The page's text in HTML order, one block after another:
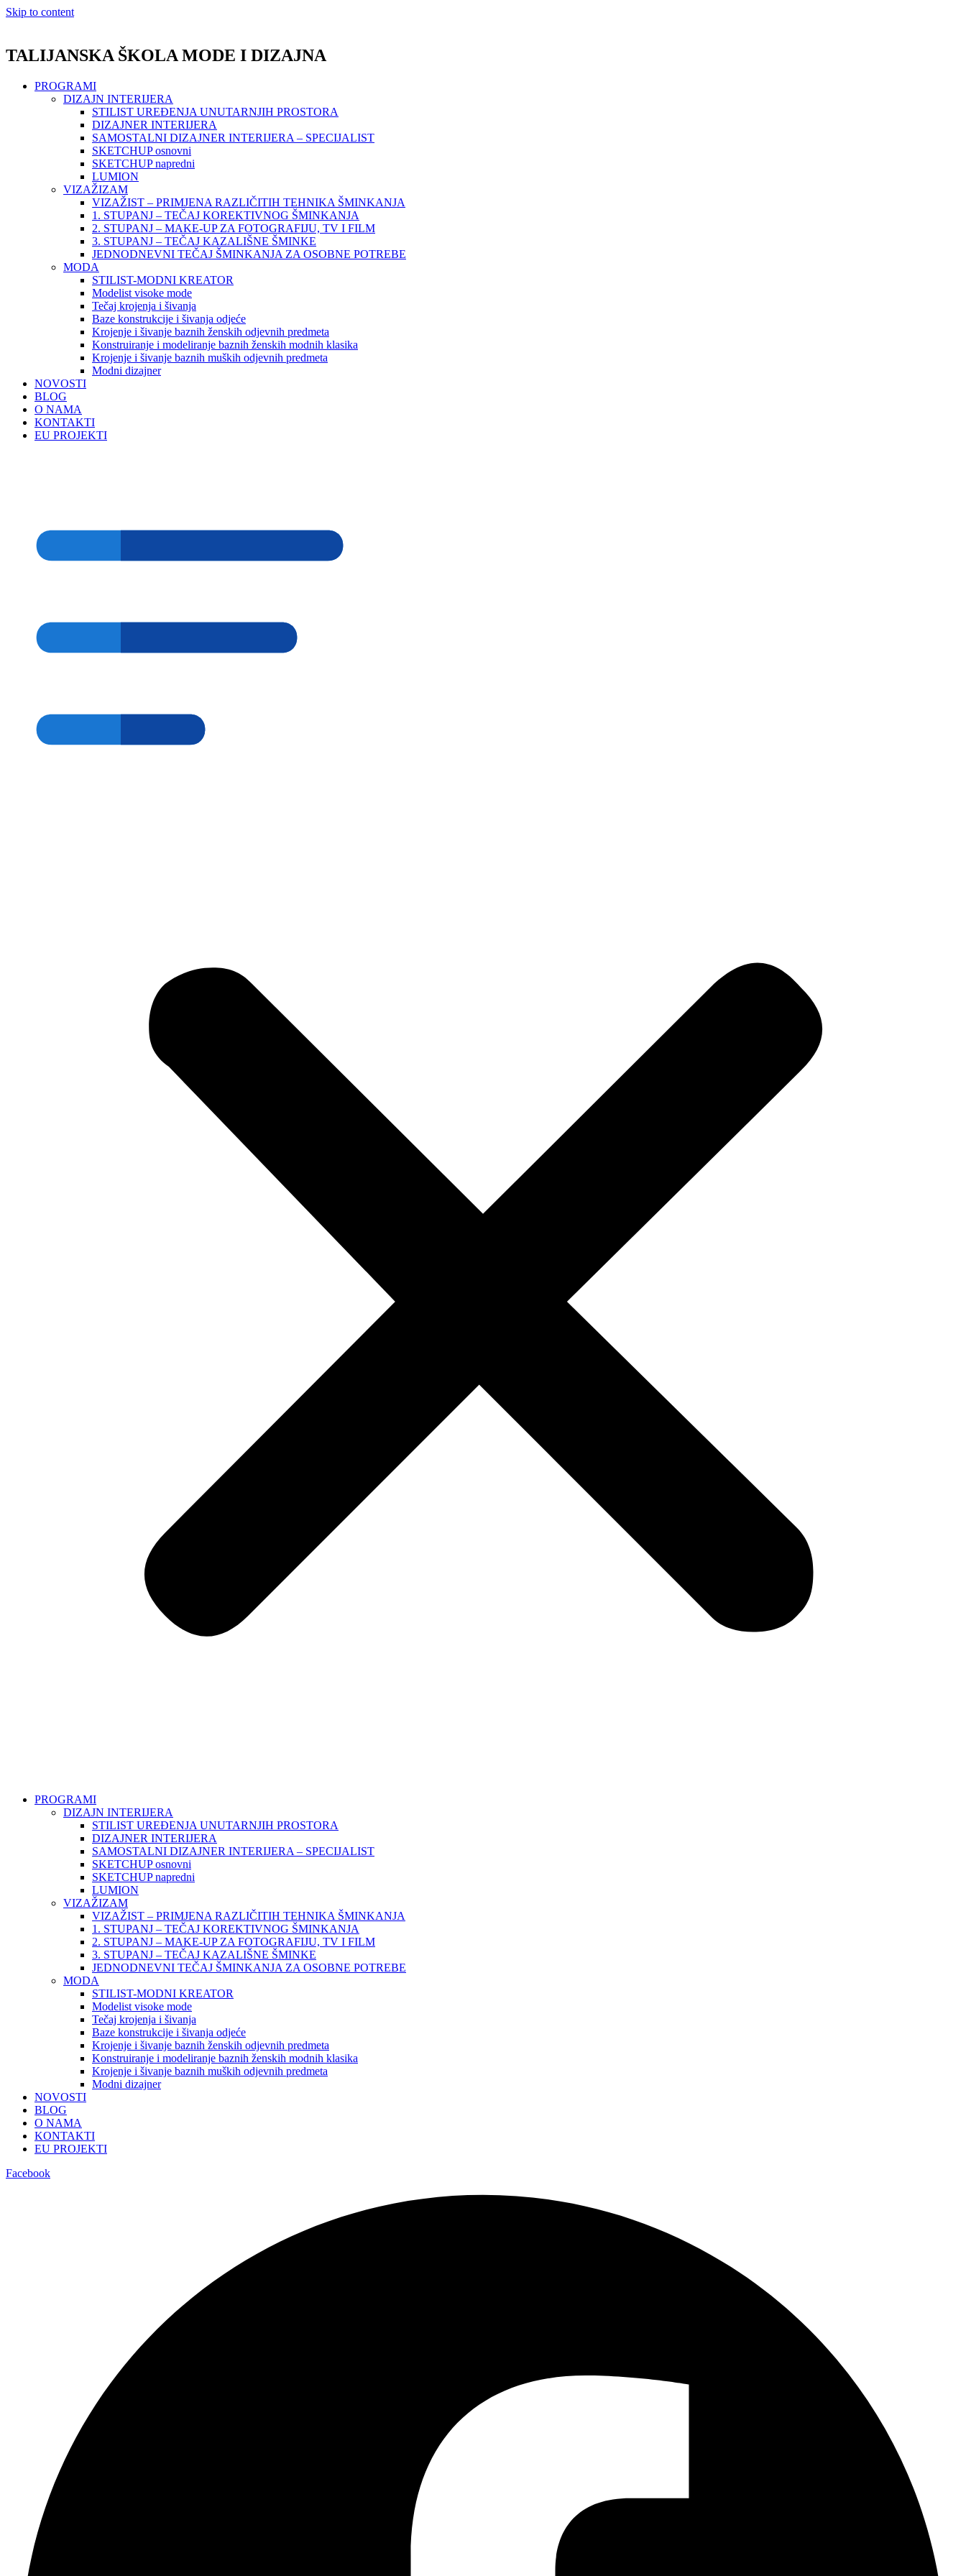
Skip to content
TALIJANSKA ŠKOLA MODE I DIZAJNA
PROGRAMI
DIZAJN INTERIJERA
STILIST UREĐENJA UNUTARNJIH PROSTORA
DIZAJNER INTERIJERA
SAMOSTALNI DIZAJNER INTERIJERA – SPECIJALIST
SKETCHUP osnovni
SKETCHUP napredni
LUMION
VIZAŽIZAM
VIZAŽIST – PRIMJENA RAZLIČITIH TEHNIKA ŠMINKANJA
1. STUPANJ – TEČAJ KOREKTIVNOG ŠMINKANJA
2. STUPANJ – MAKE-UP ZA FOTOGRAFIJU, TV I FILM
3. STUPANJ – TEČAJ KAZALIŠNE ŠMINKE
JEDNODNEVNI TEČAJ ŠMINKANJA ZA OSOBNE POTREBE
MODA
STILIST-MODNI KREATOR
Modelist visoke mode
Tečaj krojenja i šivanja
Baze konstrukcije i šivanja odjeće
Krojenje i šivanje baznih ženskih odjevnih predmeta
Konstruiranje i modeliranje baznih ženskih modnih klasika
Krojenje i šivanje baznih muških odjevnih predmeta
Modni dizajner
NOVOSTI
BLOG
O NAMA
KONTAKTI
EU PROJEKTI
PROGRAMI
DIZAJN INTERIJERA
STILIST UREĐENJA UNUTARNJIH PROSTORA
DIZAJNER INTERIJERA
SAMOSTALNI DIZAJNER INTERIJERA – SPECIJALIST
SKETCHUP osnovni
SKETCHUP napredni
LUMION
VIZAŽIZAM
VIZAŽIST – PRIMJENA RAZLIČITIH TEHNIKA ŠMINKANJA
1. STUPANJ – TEČAJ KOREKTIVNOG ŠMINKANJA
2. STUPANJ – MAKE-UP ZA FOTOGRAFIJU, TV I FILM
3. STUPANJ – TEČAJ KAZALIŠNE ŠMINKE
JEDNODNEVNI TEČAJ ŠMINKANJA ZA OSOBNE POTREBE
MODA
STILIST-MODNI KREATOR
Modelist visoke mode
Tečaj krojenja i šivanja
Baze konstrukcije i šivanja odjeće
Krojenje i šivanje baznih ženskih odjevnih predmeta
Konstruiranje i modeliranje baznih ženskih modnih klasika
Krojenje i šivanje baznih muških odjevnih predmeta
Modni dizajner
NOVOSTI
BLOG
O NAMA
KONTAKTI
EU PROJEKTI
Facebook